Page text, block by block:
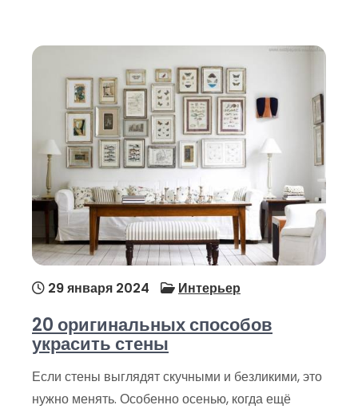
29 января 2024 Интерьер
20 оригинальных способов
украсить стены
Если стены выглядят скучными и безликими, это
нужно менять. Особенно осенью, когда ещё